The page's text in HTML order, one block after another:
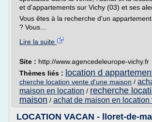
et d'appartements sur Vichy (03) et ses
Vous êtes à la recherche d'un
? Vous...
Lire la suite
Site : http://www.agencedeleurope-vichy.fr
Thèmes liés : location d
cherche location vente d'une maison /
maison en location / recherche
maison / achat de maison en location
LOCATION VACAN - lloret-de-